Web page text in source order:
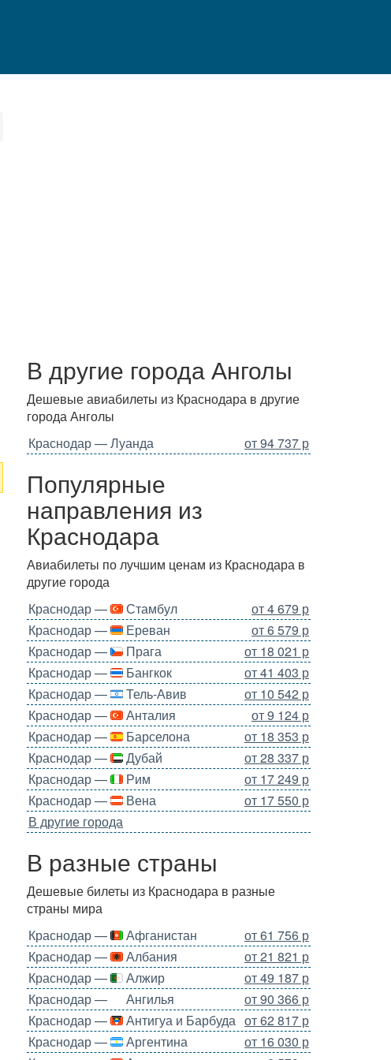
В другие города Анголы
Дешевые авиабилеты из Краснодара в другие
города Анголы
Краснодар — Луанда
от 94 737 р
Популярные
направления из
Краснодара
Авиабилеты по лучшим ценам из Краснодара в
другие города
Краснодар —
Стамбул
от 4 679 р
Краснодар —
Ереван
от 6 579 р
Краснодар —
Прага
от 18 021 р
Краснодар —
Бангкок
от 41 403 р
Краснодар —
Тель-Авив
от 10 542 р
Краснодар —
Анталия
от 9 124 р
Краснодар —
Барселона
от 18 353 р
Краснодар —
Дубай
от 28 337 р
Краснодар —
Рим
от 17 249 р
Краснодар —
Вена
от 17 550 р
В другие города
В разные страны
Дешевые билеты из Краснодара в разные
страны мира
Краснодар —
Афганистан
от 61 756 р
Краснодар —
Албания
от 21 821 р
Краснодар —
Алжир
от 49 187 р
Краснодар —
Ангилья
от 90 366 р
Краснодар —
Антигуа и Барбуда от 62 817 р
Краснодар —
Аргентина
от 16 030 р